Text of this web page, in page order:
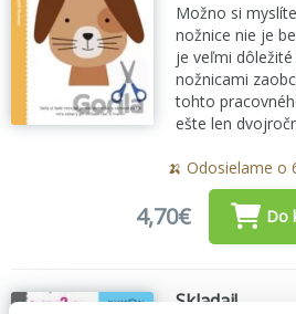
Možno si
nožnice nie je
je veľmi
nožnicami
tohto
ešte len
🍌 Odosielame o
4,70€ Do
Skladaj!